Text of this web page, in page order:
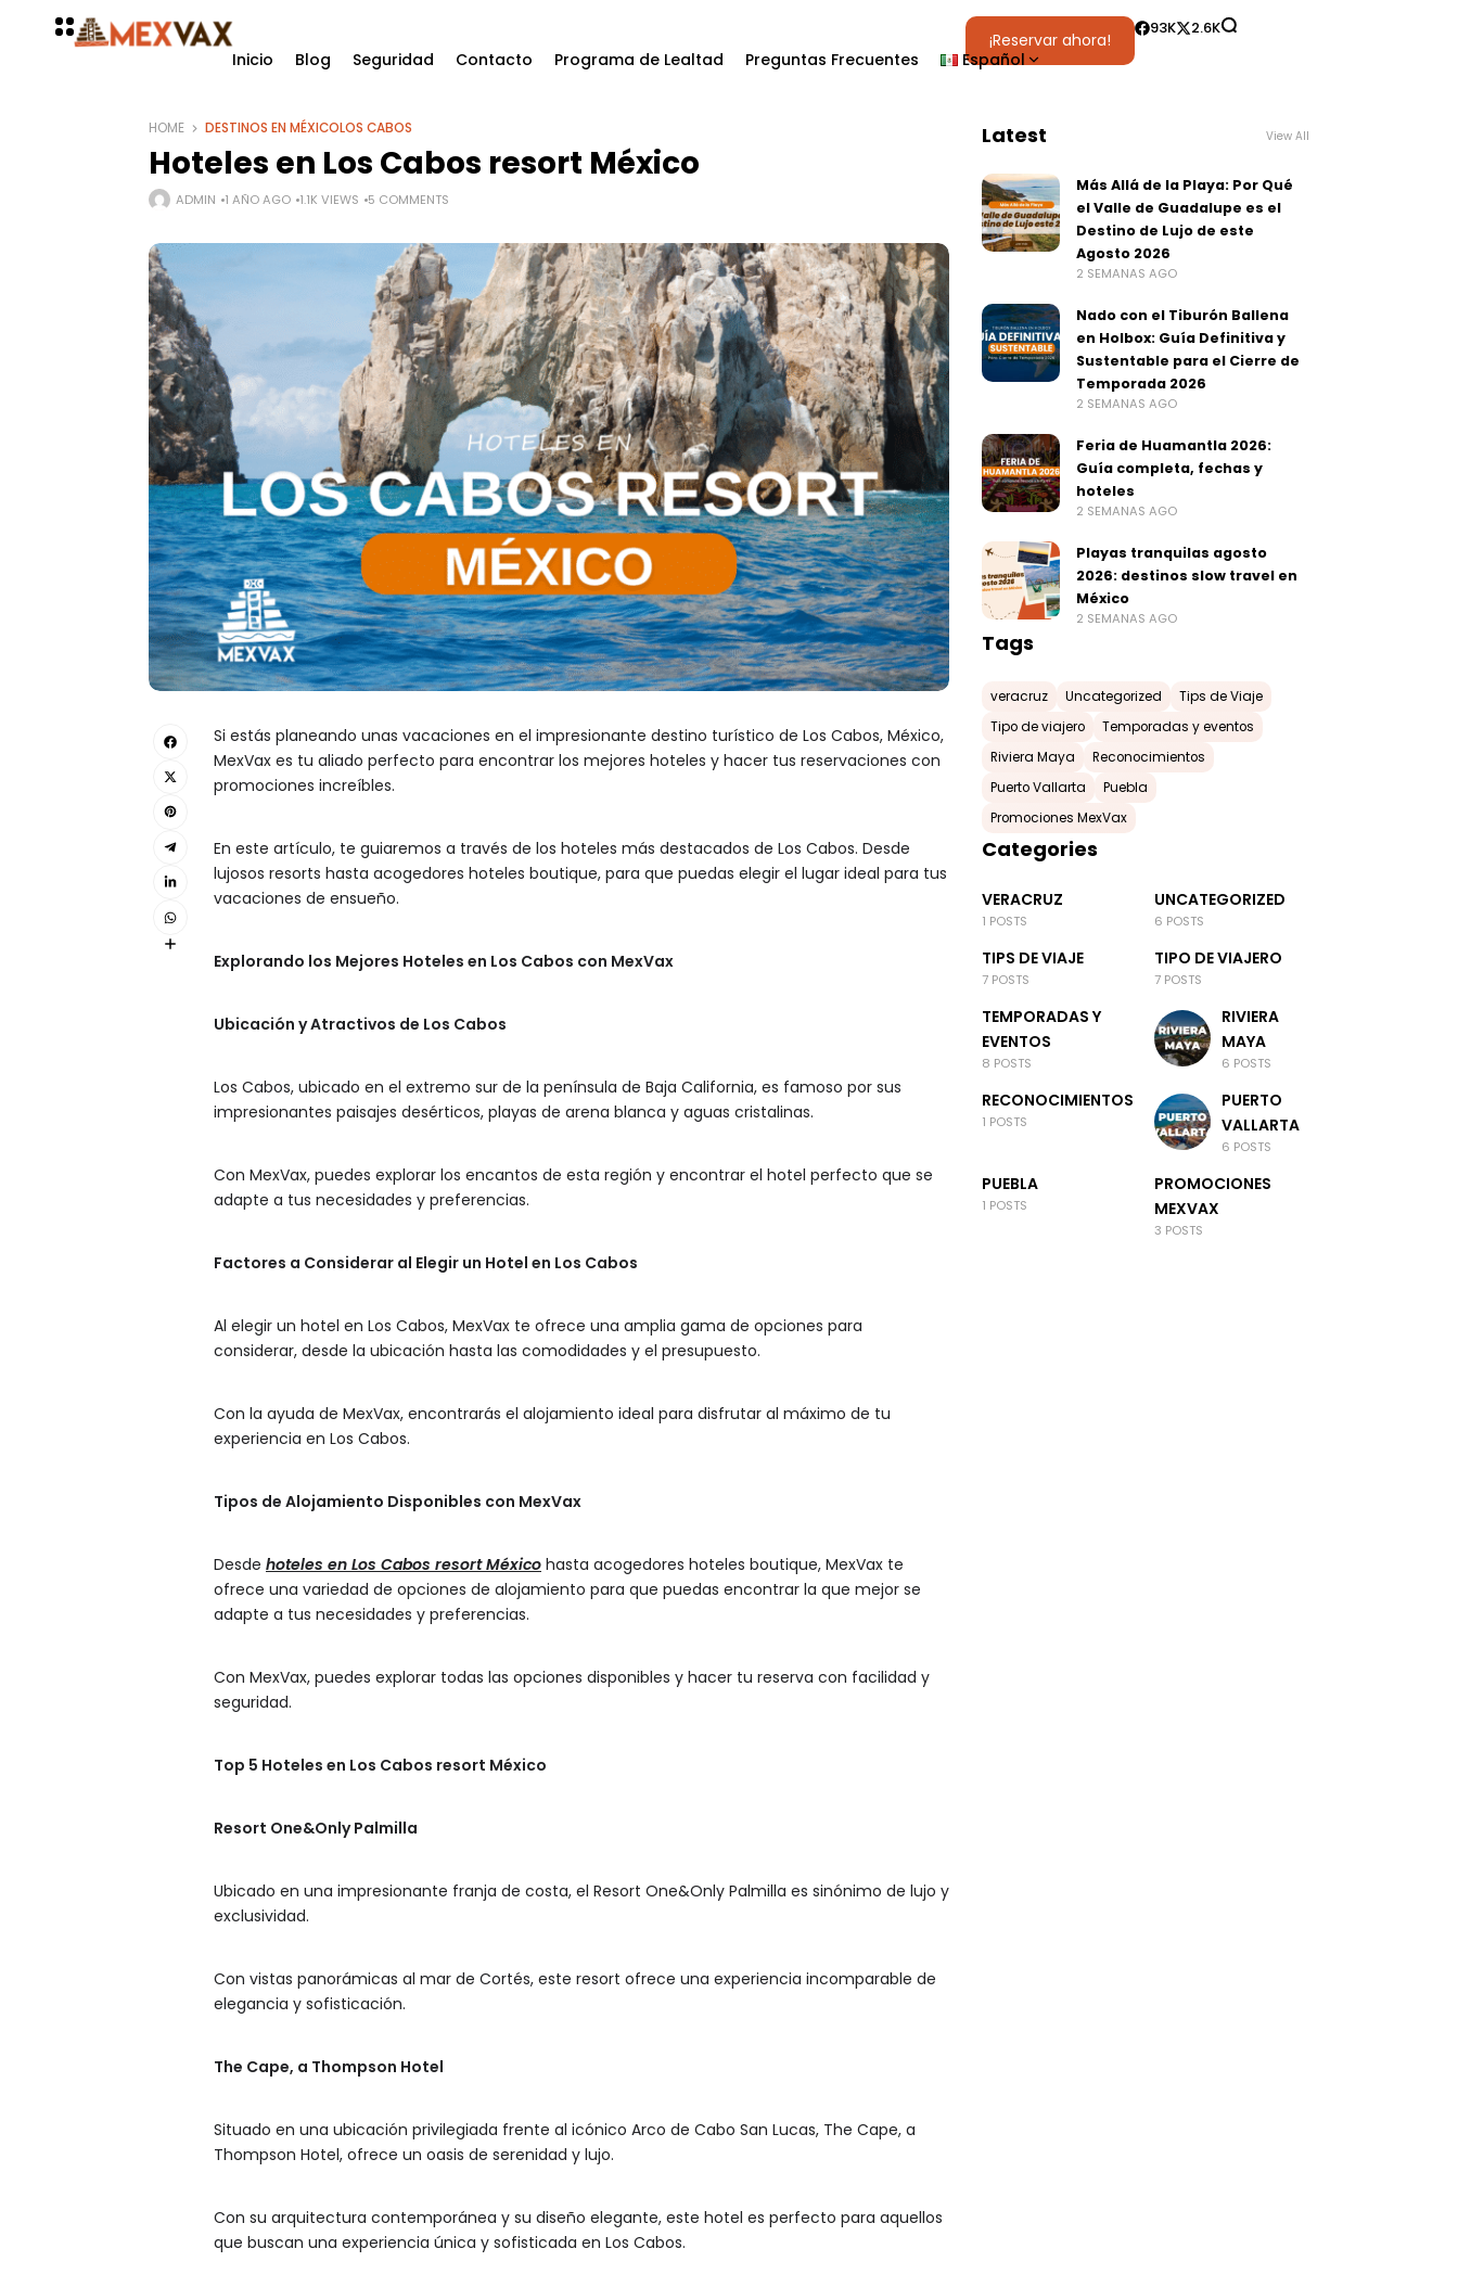
Inicio Blog Seguridad Contacto Programa de Lealtad Preguntas Frecuentes Español
¡Reservar ahora!
93K 2.6K
HOME DESTINOS EN MÉXICOLOS CABOS
Hoteles en Los Cabos resort México
ADMIN 1 AÑO AGO 1.1K VIEWS 5 COMMENTS
Si estás planeando unas vacaciones en el impresionante destino turístico de Los Cabos, México,
MexVax es tu aliado perfecto para encontrar los mejores hoteles y hacer tus reservaciones con
promociones increíbles.
En este artículo, te guiaremos a través de los hoteles más destacados de Los Cabos. Desde
lujosos resorts hasta acogedores hoteles boutique, para que puedas elegir el lugar ideal para tus
vacaciones de ensueño.
Explorando los Mejores Hoteles en Los Cabos con MexVax
Ubicación y Atractivos de Los Cabos
Los Cabos, ubicado en el extremo sur de la península de Baja California, es famoso por sus
impresionantes paisajes desérticos, playas de arena blanca y aguas cristalinas.
Con MexVax, puedes explorar los encantos de esta región y encontrar el hotel perfecto que se
adapte a tus necesidades y preferencias.
Factores a Considerar al Elegir un Hotel en Los Cabos
Al elegir un hotel en Los Cabos, MexVax te ofrece una amplia gama de opciones para
considerar, desde la ubicación hasta las comodidades y el presupuesto.
Con la ayuda de MexVax, encontrarás el alojamiento ideal para disfrutar al máximo de tu
experiencia en Los Cabos.
Tipos de Alojamiento Disponibles con MexVax
Desde hoteles en Los Cabos resort México hasta acogedores hoteles boutique, MexVax te
ofrece una variedad de opciones de alojamiento para que puedas encontrar la que mejor se
adapte a tus necesidades y preferencias.
Con MexVax, puedes explorar todas las opciones disponibles y hacer tu reserva con facilidad y
seguridad.
Top 5 Hoteles en Los Cabos resort México
Resort One&Only Palmilla
Ubicado en una impresionante franja de costa, el Resort One&Only Palmilla es sinónimo de lujo y
exclusividad.
Con vistas panorámicas al mar de Cortés, este resort ofrece una experiencia incomparable de
elegancia y sofisticación.
The Cape, a Thompson Hotel
Situado en una ubicación privilegiada frente al icónico Arco de Cabo San Lucas, The Cape, a
Thompson Hotel, ofrece un oasis de serenidad y lujo.
Con su arquitectura contemporánea y su diseño elegante, este hotel es perfecto para aquellos
que buscan una experiencia única y sofisticada en Los Cabos.
Latest View All
Más Allá de la Playa: Por Qué
el Valle de Guadalupe es el
Destino de Lujo de este
Agosto 2026
2 SEMANAS AGO
Nado con el Tiburón Ballena
en Holbox: Guía Definitiva y
Sustentable para el Cierre de
Temporada 2026
2 SEMANAS AGO
Feria de Huamantla 2026:
Guía completa, fechas y
hoteles
2 SEMANAS AGO
Playas tranquilas agosto
2026: destinos slow travel en
México
2 SEMANAS AGO
Tags
veracruz Uncategorized
Tips de Viaje
Tipo de viajero
Temporadas y eventos
Riviera Maya
Reconocimientos
Puerto Vallarta
Puebla
Promociones MexVax
Categories
VERACRUZ
1 POSTS
UNCATEGORIZED
6 POSTS
TIPS DE VIAJE
7 POSTS
TIPO DE VIAJERO
7 POSTS
TEMPORADAS Y
EVENTOS
8 POSTS
RIVIERA
MAYA
6 POSTS
RECONOCIMIENTOS
1 POSTS
PUERTO
VALLARTA
6 POSTS
PUEBLA
1 POSTS
PROMOCIONES
MEXVAX
3 POSTS